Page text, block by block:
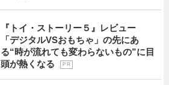
『トイ・ストーリー５』レビュー
「デジタルVSおもちゃ」の先にあ
る“時が流れても変わらないもの”に目
頭が熱くなる
P R